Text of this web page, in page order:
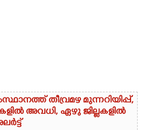
തീവ്രമഴ മുന്നറിയിപ്പ്,​
അവധി,​ ഏഴു ജില്ലകളിൽ